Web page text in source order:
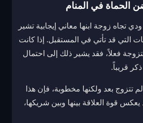
الحماة في المنام
تجاه زوجة ابنها معاني إيجابية تشير
التي قد تأتي في المستقبل. إذا كانت
فعلاً، فقد يشير ذلك إلى احتمال
قريباً.
لم تتزوج بعد ولكنها مخطوبة، فإن هذا
يعكس قوة العلاقة بينها وبين شريكها،